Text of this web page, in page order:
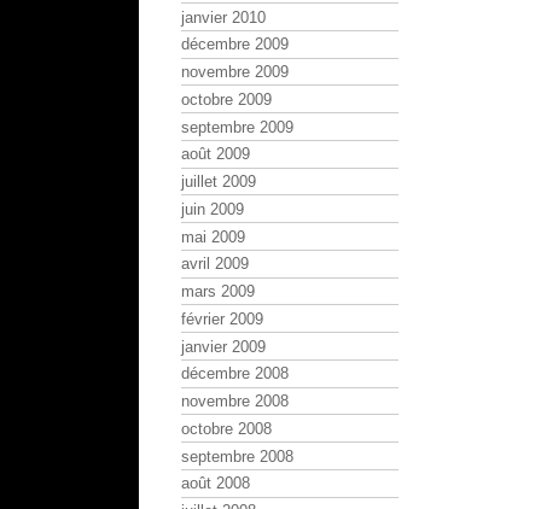
janvier 2010
décembre 2009
novembre 2009
octobre 2009
septembre 2009
août 2009
juillet 2009
juin 2009
mai 2009
avril 2009
mars 2009
février 2009
janvier 2009
décembre 2008
novembre 2008
octobre 2008
septembre 2008
août 2008